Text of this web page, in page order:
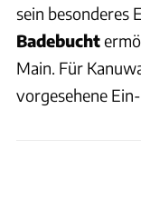
sein besonderes
Badebucht
Main. Für
vorgesehene